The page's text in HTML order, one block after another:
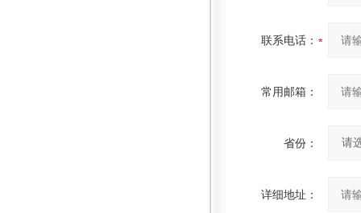
联系电话：
常用邮箱：
省份：
详细地址：